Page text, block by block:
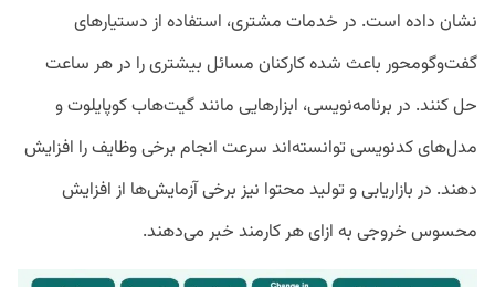
نشان داده است. در خدمات مشتری، استفاده از دستیارهای
گفت‌وگومحور باعث شده کارکنان مسائل بیشتری را در هر ساعت
حل کنند. در برنامه‌نویسی، ابزارهایی مانند گیت‌هاب کوپایلوت و
مدل‌های کدنویسی توانسته‌اند سرعت انجام برخی وظایف را افزایش
دهند. در بازاریابی و تولید محتوا نیز برخی آزمایش‌ها از افزایش
محسوس خروجی به ازای هر کارمند خبر می‌دهند.